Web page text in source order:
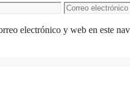
Correo
electrónico
electrónico y web en este